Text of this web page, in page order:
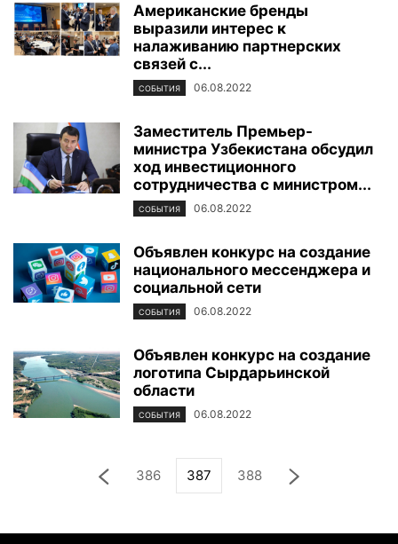
Американские бренды
выразили интерес к
налаживанию партнерских
связей с...
СОБЫТИЯ 06.08.2022
Заместитель Премьер-
министра Узбекистана обсудил
ход инвестиционного
сотрудничества с министром...
СОБЫТИЯ 06.08.2022
Объявлен конкурс на создание
национального мессенджера и
социальной сети
СОБЫТИЯ 06.08.2022
Объявлен конкурс на создание
логотипа Сырдарьинской
области
СОБЫТИЯ 06.08.2022
386 387 388